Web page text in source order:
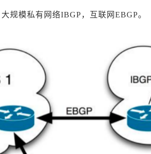
规模私有网络IBGP，互联网EBGP。